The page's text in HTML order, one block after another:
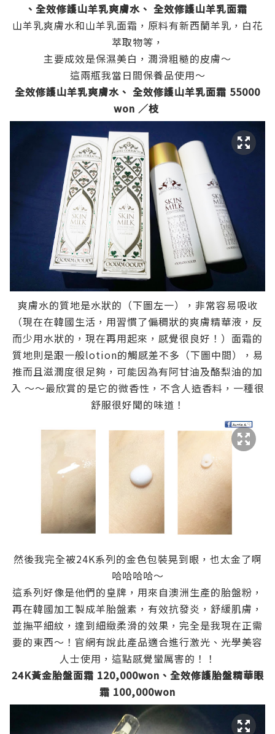
、 全效修護山羊乳爽膚水、 全效修護山羊乳面霜
山羊乳爽膚水和山羊乳面霜，原料有新西蘭羊乳，白花
萃取物等，
主要成效是保濕美白，潤滑粗糙的皮膚～
這兩瓶我當日間保養品使用～
全效修護山羊乳爽膚水、 全效修護山羊乳面霜 55000
won ／枝
爽膚水的質地是水狀的（下圖左一），非常容易吸收
（現在在韓國生活，用習慣了偏稠狀的爽膚精華液，反
而少用水狀的，現在再用起來，感覺很良好！）面霜的
質地則是跟一般lotion的觸感差不多（下圖中間），易
推而且滋潤度很足夠，可能因為有阿甘油及酪梨油的加
入 ～～最欣賞的是它的微香性，不含人造香料，一種很
舒服很好聞的味道！
然後我完全被24K系列的金色包裝晃到眼，也太金了啊
哈哈哈哈～
這系列好像是他們的皇牌，用來自澳洲生產的胎盤粉，
再在韓國加工製成羊胎盤素，有效抗發炎，舒緩肌膚，
並撫平細紋，達到細緻柔滑的效果，完全是我現在正需
要的東西～！官網有說此產品適合進行激光、光學美容
人士使用，這點感覺蠻厲害的！！
24K黃金胎盤面霜 120,000won、全效修護胎盤精華眼
霜 100,000won